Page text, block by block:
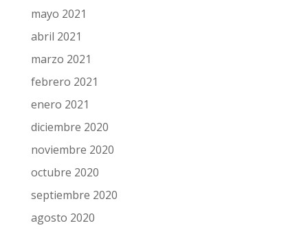
mayo 2021
abril 2021
marzo 2021
febrero 2021
enero 2021
diciembre 2020
noviembre 2020
octubre 2020
septiembre 2020
agosto 2020